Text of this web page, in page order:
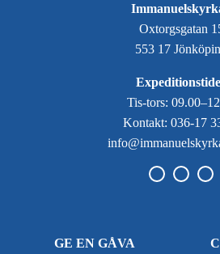
Oxtorgsgatan
553 17
Tis-tors:
Kontakt: 036-17
GE EN GÅVA